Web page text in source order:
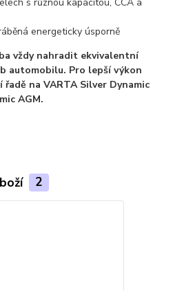
s různou kapacitou, CCA a
energeticky úsporně
vždy nahradit ekvivalentní
automobilu. Pro lepší výkon
na VARTA Silver Dynamic
AGM.
2